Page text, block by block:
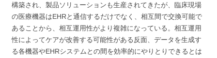
構築され、製品ソリューションも生産されてきたが、臨床現場
の医療機器はEHRと通信するだけでなく、相互間で交換可能で
あることから、相互運用性がより複雑になっている。相互運用
性によってケアが改善する可能性がある反面、データを生成す
る各機器やEHRシステムとの間を効率的にやりとりできるとは